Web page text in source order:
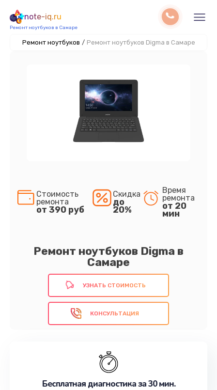
note-iq.ru
Ремонт ноутбуков в Самаре
Ремонт ноутбуков / Ремонт ноутбуков Digma в Самаре
Ремонт ноутбуков Digma в
Самаре
Стоимость
ремонта
от 390 руб
Скидка
до
20%
Время
ремонта
от 20
мин
УЗНАТЬ СТОИМОСТЬ
КОНСУЛЬТАЦИЯ
Бесплатная диагностика за 30 мин.